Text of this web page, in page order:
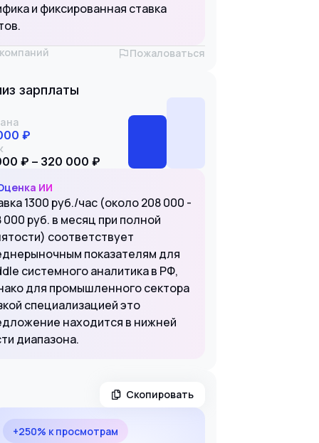
и фиксированная ставка
Пожаловаться
зарплаты
₽
₽ – 320 000 ₽
ИИ
1300 руб./час (около 208 000 -
000 руб. в месяц при полной
соответствует
показателям для
системного аналитика в РФ,
для промышленного сектора
специализацией это
находится в нижней
диапазона.
Скопировать
+250% к просмотрам